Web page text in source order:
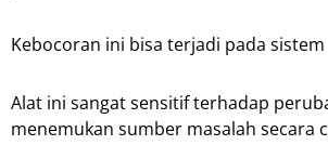
Kebocoran ini bisa terjadi pada
Alat ini sangat sensitif terhadap
menemukan sumber masalah secara